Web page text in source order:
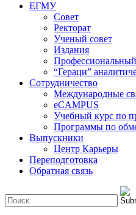
ЕГМУ
Совет
Ректорат
Ученый совет
Издания
“Гераци”
Сотрудничество
Международные
eCAMPUS
Учебный курс по
Программы по
Выпускники
Центр Карьеры
Переподготовка
Обратная связь